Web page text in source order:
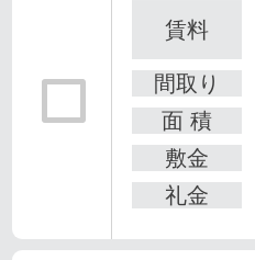
賃料
間取り
面 積
敷金
礼金